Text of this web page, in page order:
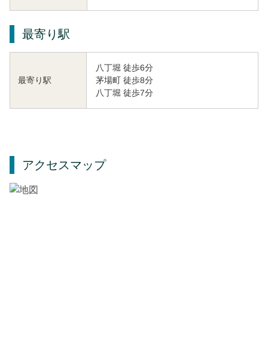
最寄り駅
最寄り駅
八丁堀 徒歩6分
茅場町 徒歩8分
八丁堀 徒歩7分
アクセスマップ